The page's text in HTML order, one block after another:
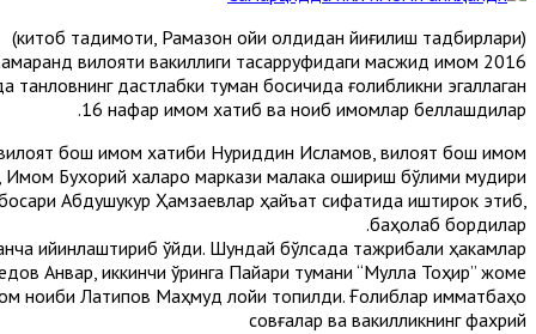
(китоб тақдимоти, Рамазон ойи олдидан йиғилиш тадбирлари)
вилояти вакиллиги тасарруфидаги масжид имом
дастлабки туман босқичида ғолибликни эгаллаган
16 нафар имом хатиб ва ноиб имомлар беллашдилар.
вилоят бош имом хатиби Нуриддин Исламов, вилоят бош имом
Бухорий халқаро маркази малака ошириш бўлими мудири
Абдушукур Ҳамзаевлар ҳайъат сифатида иштирок этиб,
баҳолаб бордилар.
қийинлаштириб қўйди. Шундай бўлсада тажрибали ҳакамлар
Анвар, иккинчи ўринга Пайариқ тумани “Мулла Тоҳир” жоме
Латипов Маҳмуд лойиқ топилди. Ғолиблар қимматбаҳо
совғалар ва вакилликнинг фахрий